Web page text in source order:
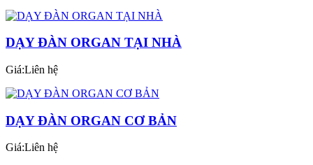
DẠY ĐÀN ORGAN TẠI NHÀ
Giá:Liên hệ
DẠY ĐÀN ORGAN CƠ BẢN
Giá:Liên hệ